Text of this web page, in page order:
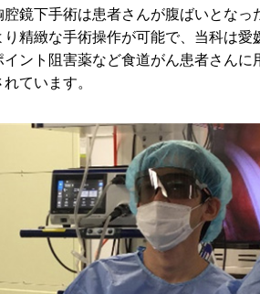
鏡下手術は患者さんが腹ばいとな
精緻な手術操作が可能で、当科は愛
ント阻害薬など食道がん患者さん
ています。